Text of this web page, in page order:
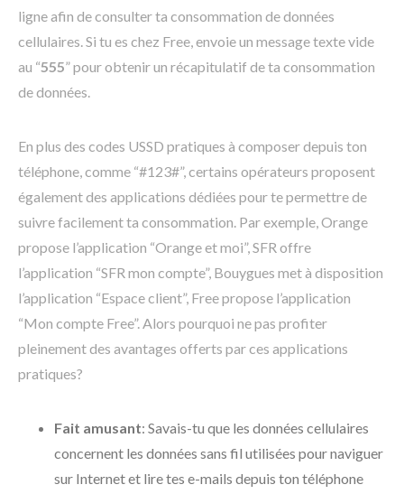
ligne afin de consulter ta consommation de données
cellulaires. Si tu es chez Free, envoie un message texte vide
au “555” pour obtenir un récapitulatif de ta consommation
de données.
En plus des codes USSD pratiques à composer depuis ton
téléphone, comme “#123#”, certains opérateurs proposent
également des applications dédiées pour te permettre de
suivre facilement ta consommation. Par exemple, Orange
propose l’application “Orange et moi”, SFR offre
l’application “SFR mon compte”, Bouygues met à disposition
l’application “Espace client”, Free propose l’application
“Mon compte Free”. Alors pourquoi ne pas profiter
pleinement des avantages offerts par ces applications
pratiques?
Fait amusant: Savais-tu que les données cellulaires
concernent les données sans fil utilisées pour naviguer
sur Internet et lire tes e-mails depuis ton téléphone